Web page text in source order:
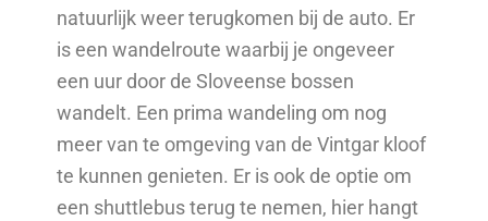
natuurlijk weer terugkomen bij de auto. Er
is een wandelroute waarbij je ongeveer
een uur door de Sloveense bossen
wandelt. Een prima wandeling om nog
meer van te omgeving van de Vintgar kloof
te kunnen genieten. Er is ook de optie om
een shuttlebus terug te nemen, hier hangt